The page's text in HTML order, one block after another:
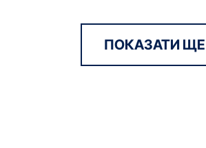
ПОКАЗАТИ ЩЕ